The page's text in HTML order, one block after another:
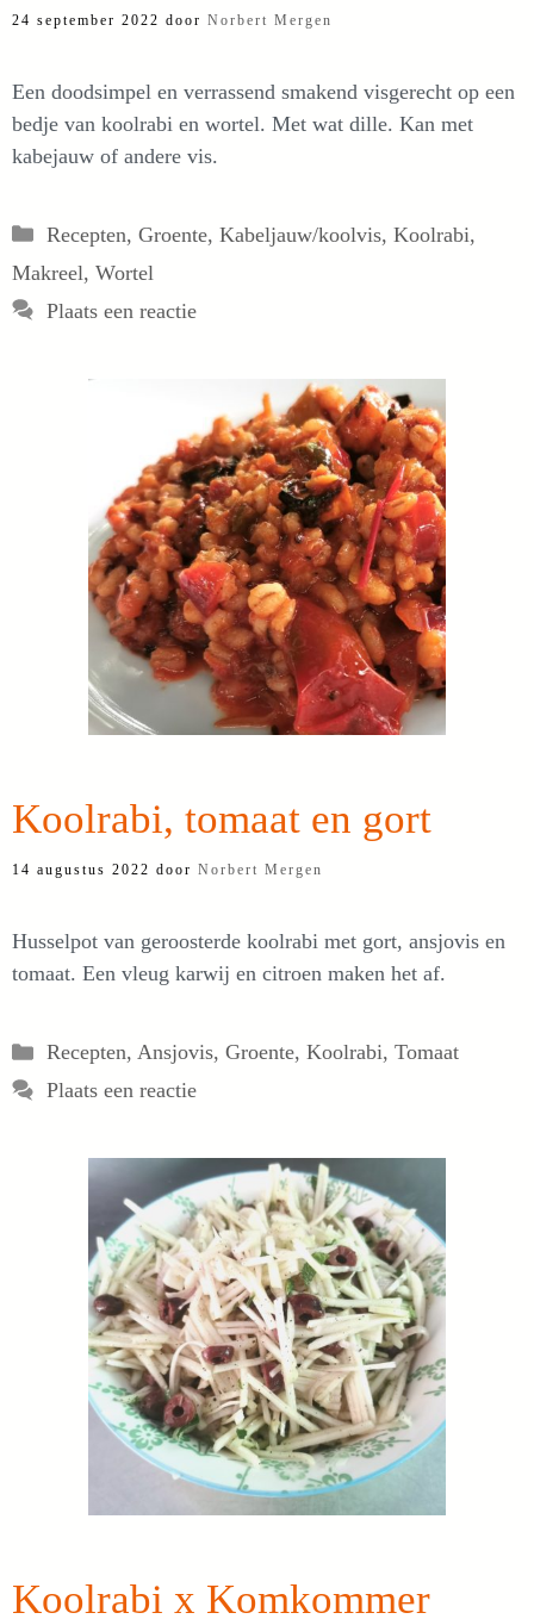
24 september 2022 door Norbert Mergen
Een doodsimpel en verrassend smakend visgerecht op een
bedje van koolrabi en wortel. Met wat dille. Kan met
kabejauw of andere vis.
Categorieën
Recepten, Groente, Kabeljauw/koolvis, Koolrabi,
Makreel, Wortel
Plaats een reactie
Koolrabi, tomaat en gort
14 augustus 2022 door Norbert Mergen
Husselpot van geroosterde koolrabi met gort, ansjovis en
tomaat. Een vleug karwij en citroen maken het af.
Categorieën
Recepten, Ansjovis, Groente, Koolrabi, Tomaat
Plaats een reactie
Koolrabi x Komkommer